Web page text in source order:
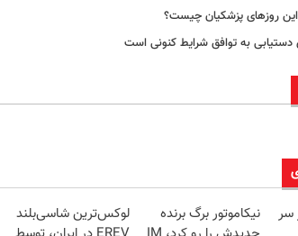
این روزهای پزشکیان چیست؟
دستیابی به توافق شرایط کنونی است
سر
نیکاموتور برگ برنده
لوکس‌ترین شاسی‌بلند